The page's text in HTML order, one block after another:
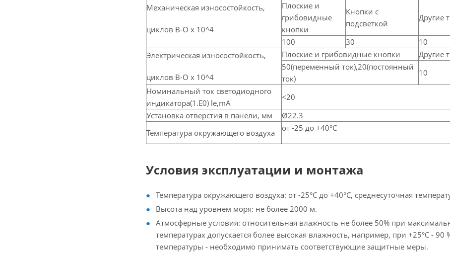
Механическая износостойкость,
циклов В-О х 10^4
Плоские и
грибовидные
кнопки
Кнопки с
подсветкой
Другие
100 30
10
Электрическая износостойкость,
циклов В-О х 10^4
Плоские и грибовидные кнопки
Другие
50(переменный ток),20(постоянный
ток)
10
Номинальный ток светодиодного
индикатора(1.Е0) le,mA
<20
Установка отверстия в панели, мм
Ø22.3
Температура окружающего воздуха
от -25 до +40°C
Условия эксплуатации и монтажа
Температура окружающего воздуха: от -25°C до +40°C, среднесуточная
Высота над уровнем моря: не более 2000 м.
Атмосферные условия: относительная влажность не более 50% при
температурах допускается более высокая влажность, например, при +25°C -
температуры - необходимо принимать соответствующие защитные меры.